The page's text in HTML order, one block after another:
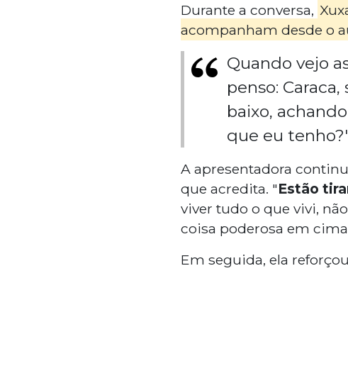
Durante a conversa,
acompanham desde o
Quando vejo
penso:
baixo,
que eu
A apresentadora
que acredita. "Estão
viver tudo o que vivi,
coisa poderosa em
Em seguida, ela